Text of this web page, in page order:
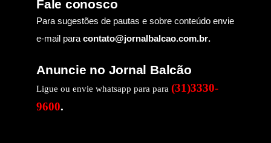
Fale conosco
Para sugestões de pautas e sobre conteúdo envie
e-mail para contato@jornalbalcao.com.br.
Anuncie no Jornal Balcão
Ligue ou envie whatsapp para para (31)3330-
9600.